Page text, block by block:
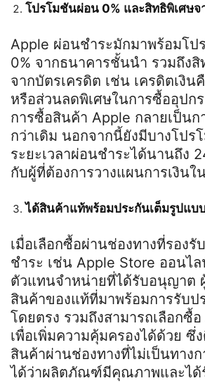
โปรโมชันผ่อน 0% และสิทธิพิเศษจ
Apple ผ่อนชำระมักมาพร้อมโป
0% จากธนาคารชั้นนำ รวมถึงสิ
จากบัตรเครดิต เช่น เครดิตเงิ
หรือส่วนลดพิเศษในการซื้ออุปก
การซื้อสินค้า Apple กลายเป็น
กว่าเดิม นอกจากนี้ยังมีบางโปร
ระยะเวลาผ่อนชำระได้นานถึง
กับผู้ที่ต้องการวางแผนการเงินใ
ได้สินค้าแท้พร้อมประกันเต็มรูปแบ
เมื่อเลือกซื้อผ่านช่องทางที่รอง
ชำระ เช่น Apple Store ออนไ
ตัวแทนจำหน่ายที่ได้รับอนุญาต
สินค้าของแท้ที่มาพร้อมการรับป
โดยตรง รวมถึงสามารถเลือกซื้
เพื่อเพิ่มความคุ้มครองได้ด้วย ซึ่
สินค้าผ่านช่องทางที่ไม่เป็นทางก
ได้ว่าผลิตภัณฑ์มีคุณภาพและได้